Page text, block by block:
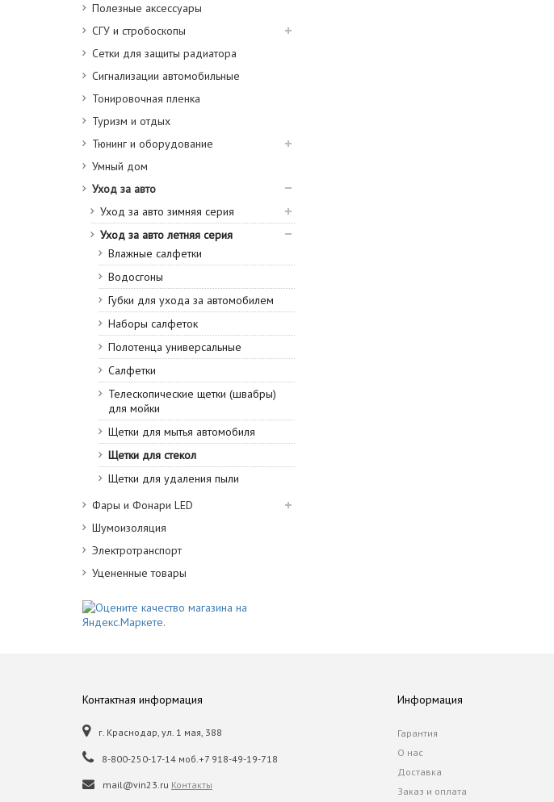
Полезные аксессуары
СГУ и стробоскопы
Сетки для защиты радиатора
Сигнализации автомобильные
Тонировочная пленка
Туризм и отдых
Тюнинг и оборудование
Умный дом
Уход за авто
Уход за авто зимняя серия
Уход за авто летняя серия
Влажные салфетки
Водосгоны
Губки для ухода за автомобилем
Наборы салфеток
Полотенца универсальные
Салфетки
Телескопические щетки (швабры)
для мойки
Щетки для мытья автомобиля
Щетки для стекол
Щетки для удаления пыли
Фары и Фонари LED
Шумоизоляция
Электротранспорт
Уцененные товары
Контактная информация
г. Краснодар, ул. 1 мая, 388
8-800-250-17-14 моб.+7 918-49-19-718
mail@vin23.ru Контакты
Информация
Гарантия
О нас
Доставка
Заказ и оплата